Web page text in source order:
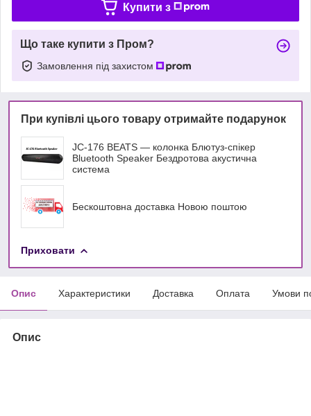
Купити з
Що таке купити з Пром?
Замовлення під захистом
При купівлі цього товару отримайте подарунок
JC-176 BEATS — колонка Блютуз-спікер
Bluetooth Speaker Бездротова акустична
система
Бескоштовна доставка Новою поштою
Приховати
Опис Характеристики Доставка Оплата Умови
Опис